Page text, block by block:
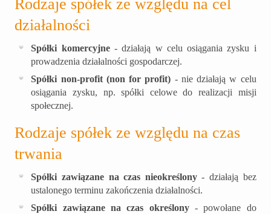
Rodzaje spółek ze względu na cel
działalności
Spółki komercyjne- działają w celu osiągania zysku i
prowadzenia działalności gospodarczej.
Spółki non-profit (non for profit) - nie działają w celu
osiągania zysku, np. spółki celowe do realizacji misji
społecznej.
Rodzaje spółek ze względu na czas
trwania
Spółki zawiązane na czas nieokreślony- działają bez
ustalonego terminu zakończenia działalności.
Spółki zawiązane na czas określony- powołane do